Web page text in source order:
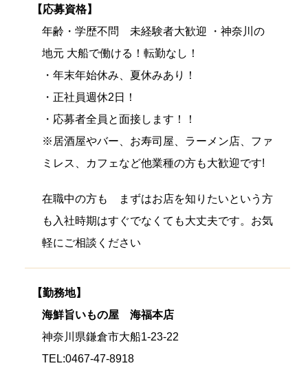
【応募資格】
年齢・学歴不問 未経験者大歓迎 ・神奈川の
地元 大船で働ける！転勤なし！
・年末年始休み、夏休みあり！
・正社員週休2日！
・応募者全員と面接します！！
※居酒屋やバー、お寿司屋、ラーメン店、ファ
ミレス、カフェなど他業種の方も大歓迎です!
在職中の方も まずはお店を知りたいという方
も入社時期はすぐでなくても大丈夫です。お気
軽にご相談ください
【勤務地】
海鮮旨いもの屋 海福本店
神奈川県鎌倉市大船1-23-22
TEL:0467-47-8918